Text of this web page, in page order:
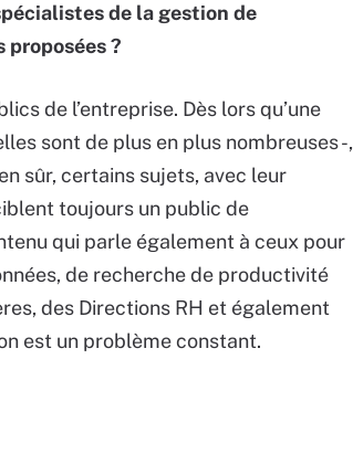
de la gestion de
proposées ?
de l’entreprise. Dès lors qu’une
sont de plus en plus nombreuses -,
sûr, certains sujets, avec leur
toujours un public de
qui parle également à ceux pour
de recherche de productivité
des Directions RH et également
est un problème constant.